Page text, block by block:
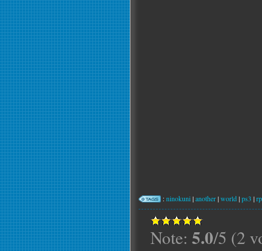
:ninokuni|another|world|ps3 |
Note: 5.0/5 (2